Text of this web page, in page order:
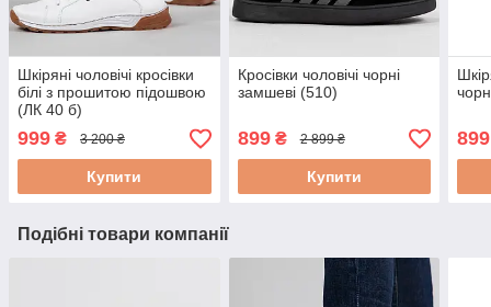
Шкіряні чоловічі кросівки
білі з прошитою підошвою
(ЛК 40 б)
999 ₴ 3 200 ₴
Купити
Кросівки чоловічі чорні
замшеві (510)
899₴ 2 899 ₴
Купити
899
Подібні товари компанії